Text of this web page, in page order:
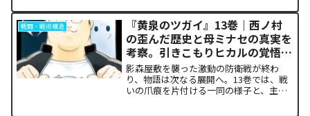
ち塞がります。彼が主張する「狂気の平
和論」と四谷友助たち...
戦闘・戦術構造
『黄泉のツガイ』13巻｜西ノ村
の歪んだ歴史と母ミナセの真実を
考察。引きこもりヒカルの覚悟に
震える理由
影森屋敷を襲った激動の防衛戦が終わ
り、物語は次なる展開へ。13巻では、戦
いの爪痕を片付ける一同の様子と、主人